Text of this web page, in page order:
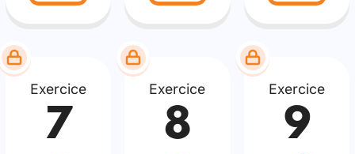
Exercice
7
Exercice
8
Exercice
9